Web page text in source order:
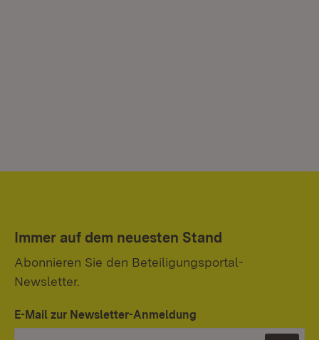
Immer auf dem neuesten Stand
Abonnieren Sie den Beteiligungsportal-
Newsletter.
E-Mail zur Newsletter-Anmeldung